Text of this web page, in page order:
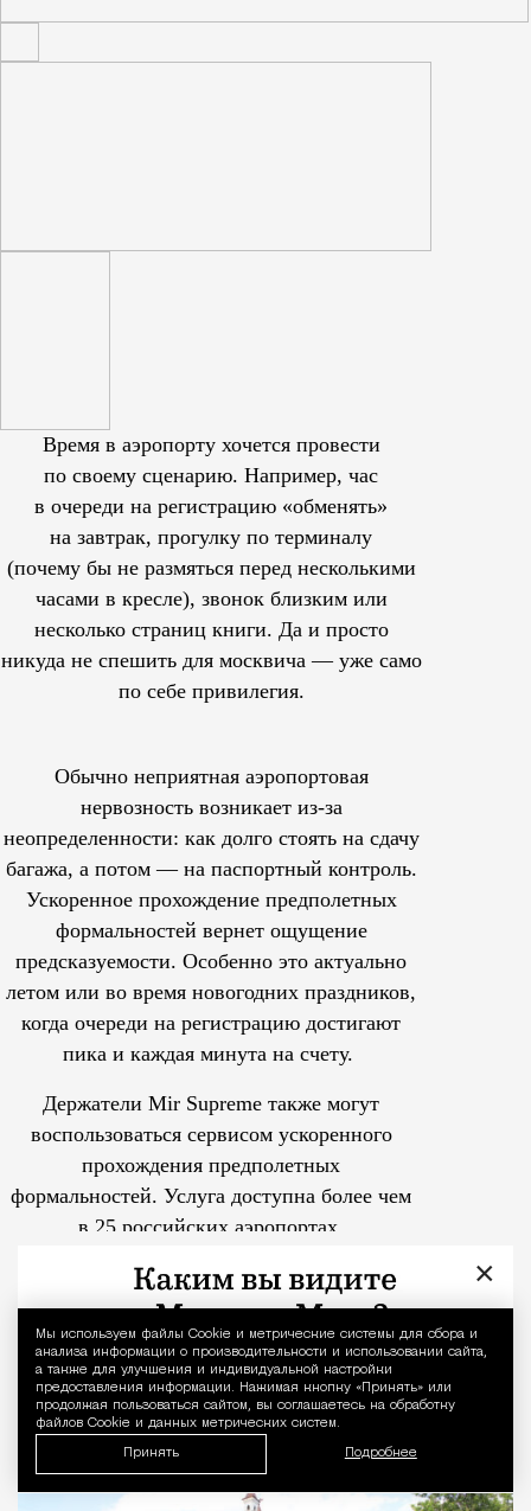
Уведомление
Мы используем файлы Сookie и метрические системы для сбора и
анализа информации о производительности и использовании сайта,
а также для улучшения и индивидуальной настройки
предоставления информации. Нажимая кнопку «Принять» или
продолжая пользоваться сайтом, вы соглашаетесь на обработку
файлов Cookie и данных метрических систем.
Принять Подробнее
Время в аэропорту хочется провести
по своему сценарию. Например, час
в очереди на регистрацию «обменять»
на завтрак, прогулку по терминалу
(почему бы не размяться перед несколькими
часами в кресле), звонок близким или
несколько страниц книги. Да и просто
никуда не спешить для москвича — уже само
по себе привилегия.
Обычно неприятная аэропортовая
нервозность возникает из-за
неопределенности: как долго стоять на сдачу
багажа, а потом — на паспортный контроль.
Ускоренное прохождение предполетных
формальностей вернет ощущение
предсказуемости. Особенно это актуально
летом или во время новогодних праздников,
когда очереди на регистрацию достигают
пика и каждая минута на счету.
Держатели Mir Supreme также могут
воспользоваться сервисом ускоренного
прохождения предполетных
формальностей. Услуга доступна более чем
в 25 российских аэропортах.
В Замоскворечье за 67 млн
рублей выставили на торги
допетровские палаты Кожевенной
слободы
Николай Спиридонов
×